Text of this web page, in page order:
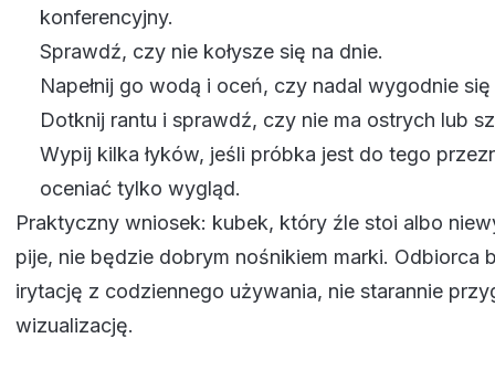
konferencyjny.
Sprawdź, czy nie kołysze się na dnie.
Napełnij go wodą i oceń, czy nadal wygodnie
Dotknij rantu i sprawdź, czy nie ma ostrych lub
Wypij kilka łyków, jeśli próbka jest do tego
oceniać tylko wygląd.
Praktyczny wniosek: kubek, który źle stoi albo
pije, nie będzie dobrym nośnikiem marki. Odbiorca
irytację z codziennego używania, nie starannie
wizualizację.